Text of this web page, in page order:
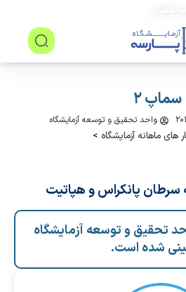
سماپ ۲
واحد تحقیق و توسعه آزمایشگاه
های ماهانه آزمایشگاه >
سرطان پانكراسو هپاتيت
تحقیق و توسعه آزمایشگاه
شده است.